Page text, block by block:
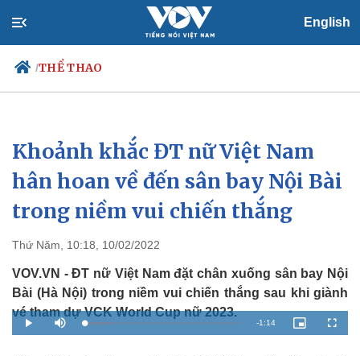
English
/THỂ THAO
Chính trị
Đảng
Tổ chức nhân sự
Quốc hội
Nhận diện sự thật
Xã hội
Tin 24h
Dự báo thời tiết
Giáo dục
Khoảnh khắc ĐT nữ Việt Nam
hân hoan về đến sân bay Nội Bài
trong niềm vui chiến thắng
Thứ Năm, 10:18, 10/02/2022
VOV.VN - ĐT nữ Việt Nam đặt chân xuống sân bay Nội
Bài (Hà Nội) trong niềm vui chiến thắng sau khi giành
vé tham dự VCK World Cup nữ 2023.
P
l
M
u
L
o
R
-1:14
P
i
F
u